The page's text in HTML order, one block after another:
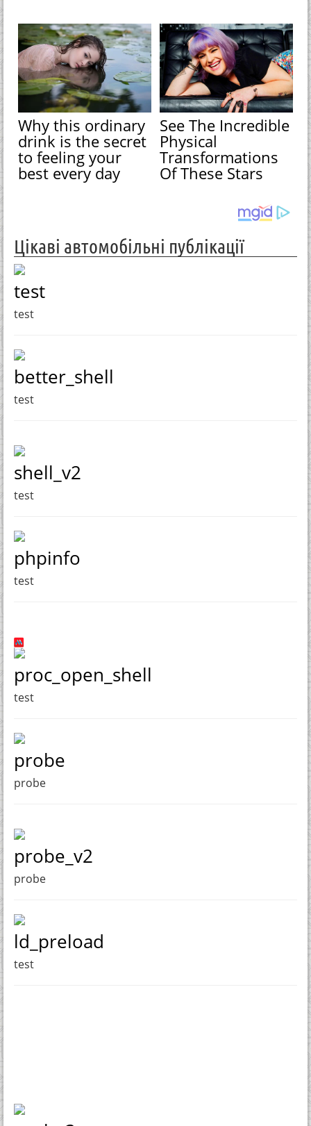
Why this ordinary
drink is the secret
to feeling your
best every day
See The Incredible
Physical
Transformations
Of These Stars
Цікаві автомобільні публікації
test
test
better_shell
test
shell_v2
test
phpinfo
test
proc_open_shell
test
probe
probe
probe_v2
probe
ld_preload
test